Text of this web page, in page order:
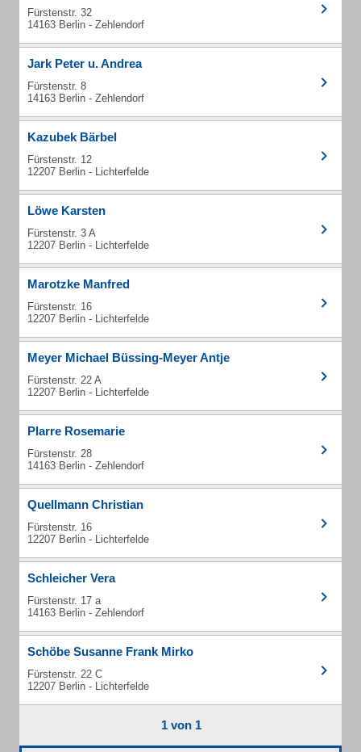
Fürstenstr. 32
14163 Berlin - Zehlendorf
Jark Peter u. Andrea
Fürstenstr. 8
14163 Berlin - Zehlendorf
Kazubek Bärbel
Fürstenstr. 12
12207 Berlin - Lichterfelde
Löwe Karsten
Fürstenstr. 3 A
12207 Berlin - Lichterfelde
Marotzke Manfred
Fürstenstr. 16
12207 Berlin - Lichterfelde
Meyer Michael Büssing-Meyer Antje
Fürstenstr. 22 A
12207 Berlin - Lichterfelde
Plarre Rosemarie
Fürstenstr. 28
14163 Berlin - Zehlendorf
Quellmann Christian
Fürstenstr. 16
12207 Berlin - Lichterfelde
Schleicher Vera
Fürstenstr. 17 a
14163 Berlin - Zehlendorf
Schöbe Susanne Frank Mirko
Fürstenstr. 22 C
12207 Berlin - Lichterfelde
1 von 1